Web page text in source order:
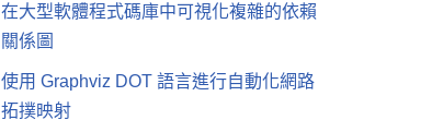
在大型軟體程式碼庫中可視化複雜的依賴
關係圖
使用 Graphviz DOT 語言進行自動化網路
拓撲映射